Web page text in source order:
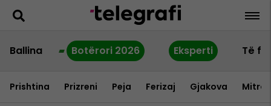
Ballina Botërori 2026 Eksperti Të
Prishtina Prizreni Peja Ferizaj Gjakova